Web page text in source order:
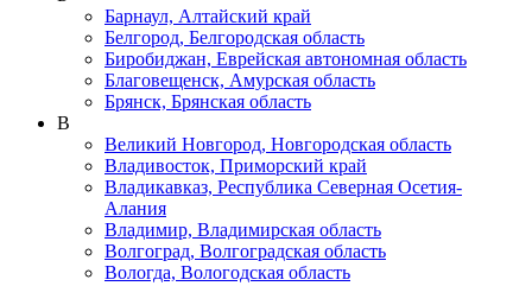
Барнаул, Алтайский край
Белгород, Белгородская область
Биробиджан, Еврейская автономная область
Благовещенск, Амурская область
Брянск, Брянская область
В
Великий Новгород, Новгородская область
Владивосток, Приморский край
Владикавказ, Республика Северная Осетия-
Алания
Владимир, Владимирская область
Волгоград, Волгоградская область
Вологда, Вологодская область